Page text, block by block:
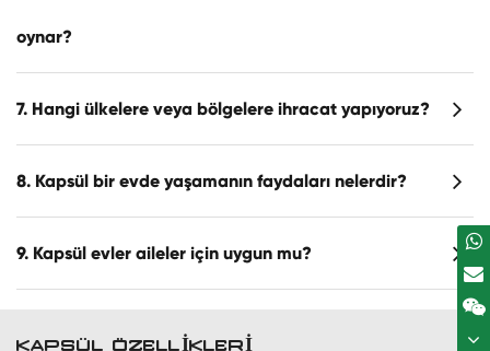
oynar?
7. Hangi ülkelere veya bölgelere ihracat yapıyoruz?
8. Kapsül bir evde yaşamanın faydaları nelerdir?
9. Kapsül evler aileler için uygun mu?
KAPSÜL ÖZELLIKLERI